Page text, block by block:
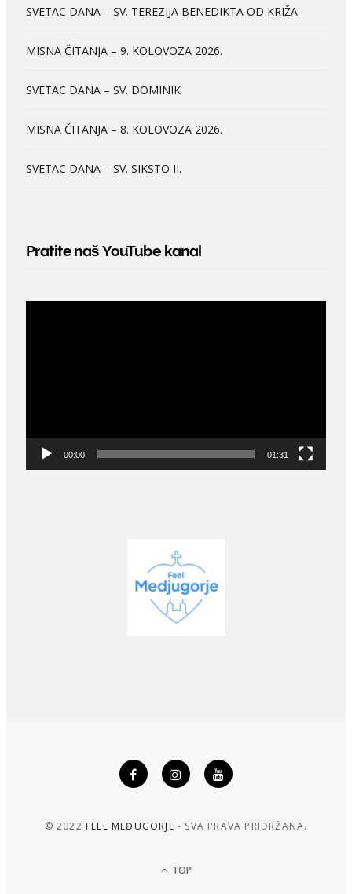
SVETAC DANA – SV. TEREZIJA BENEDIKTA OD KRIŽA
MISNA ČITANJA – 9. KOLOVOZA 2026.
SVETAC DANA – SV. DOMINIK
MISNA ČITANJA – 8. KOLOVOZA 2026.
SVETAC DANA – SV. SIKSTO II.
Pratite naš YouTube kanal
00:00 01:31
© 2022 FEEL MEĐUGORJE - SVA PRAVA PRIDRŽANA.
TOP